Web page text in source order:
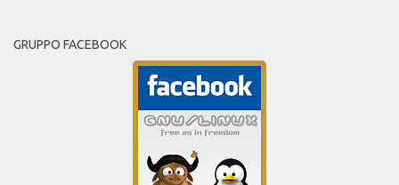
GRUPPO FACEBOOK